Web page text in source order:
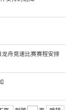
龙舟竞速比赛赛程安排